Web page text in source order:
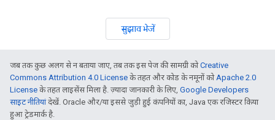
सुझाव भेजें
जब तक कुछ अलग से न बताया जाए, तब तक इस पेज की सामग्री कोCreative
Commons Attribution 4.0 License के तहत और कोड के नमूनों कोApache 2.0
License के तहत लाइसेंस मिला है. ज़्यादा जानकारी के लिए, Google Developers
साइट नीतियांदेखें. Oracle और/या इससे जुड़ी हुई कंपनियों का, Java एक रजिस्टर किया
हुआ ट्रेडमार्क है.